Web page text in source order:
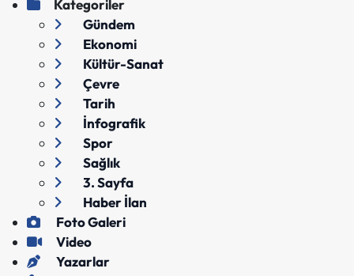
Kategoriler
Gündem
Ekonomi
Kültür-Sanat
Çevre
Tarih
İnfografik
Spor
Sağlık
3. Sayfa
Haber İlan
Foto Galeri
Video
Yazarlar